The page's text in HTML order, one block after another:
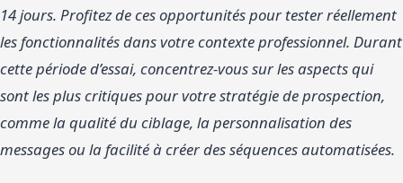
14 jours. Profitez de ces opportunités pour tester réellement
les fonctionnalités dans votre contexte professionnel. Durant
cette période d’essai, concentrez-vous sur les aspects qui
sont les plus critiques pour votre stratégie de prospection,
comme la qualité du ciblage, la personnalisation des
messages ou la facilité à créer des séquences automatisées.